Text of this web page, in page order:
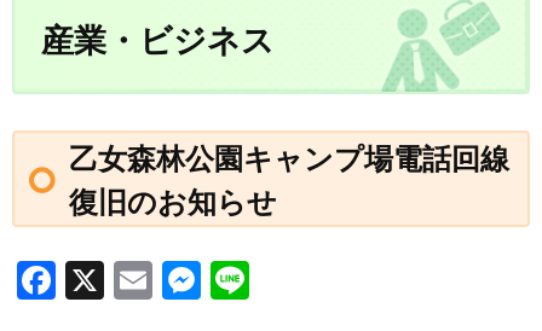
産業・ビジネス
乙女森林公園キャンプ場電話回線
復旧のお知らせ
F
X
E
M